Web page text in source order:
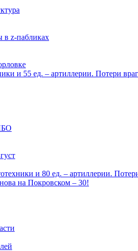
в z-пабликах
и 55 ед. – артиллерии. Потери
и 80 ед. – артиллерии.
на Покровском – 30!